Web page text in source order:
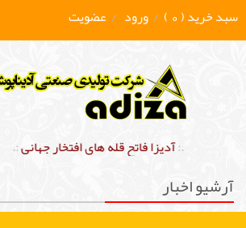
سبد خرید ( 0 ) / ورود / عضویت
.:آدیزا فاتح قله های افتخار جهانی:.
آرشیو اخبار